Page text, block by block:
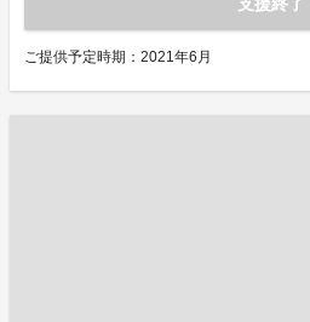
ご提供予定時期：2021年6月